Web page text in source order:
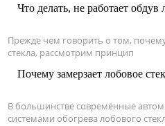
Что делать, не работает обдув
Прежде чем говорить о том,
стекла, рассмотрим принцип
Почему замерзает лобовое
В большинстве современные
системами обогрева лобового